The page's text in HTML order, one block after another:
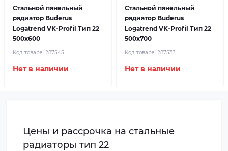
Стальной панельный
радиатор Buderus
Logatrend VK-Profil Тип 22
500x600
Код товара: 287545
Нет в наличии
Стальной панельный
радиатор Buderus
Logatrend VK-Profil Тип 22
500x700
Код товара: 287533
Нет в наличии
Цены и рассрочка на стальные
радиаторы тип 22